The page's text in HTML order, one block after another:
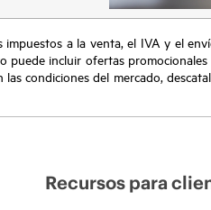
a la venta, el IVA y el
puede incluir ofertas
condiciones del mercado,
Recursos para